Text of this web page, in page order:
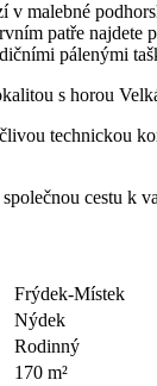
v malebné
patře najdete
pálenými
s horou
technickou
cestu k
Frýdek-Místek
Nýdek
Rodinný
170 m²